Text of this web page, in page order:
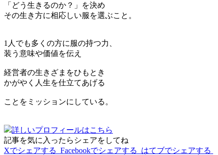
「どう生きるのか？」を決め
その生き方に相応しい服を選ぶこと。
1人でも多くの方に服の持つ力、
装う意味や価値を伝え
経営者の生きざまをひもとき
かがやく人生を仕立てあげる
ことをミッションにしている。
詳しいプロフィールはこちら
記事を気に入ったらシェアをしてね
Xでシェアする Facebookでシェアする
はてブでシェアする